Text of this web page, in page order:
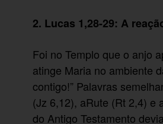
2. Lucas 1,28-29: A
Foi no Templo que o anjo
atinge Maria no ambiente
contigo!” Palavras
(Jz 6,12), aRute (Rt 2,4) e
do Antigo Testamento